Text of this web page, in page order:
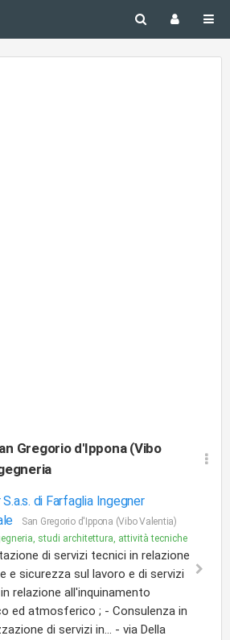
Gregorio d'Ippona (Vibo
S.a.s. di Farfaglia Ingegner
San Gregorio d'Ippona (Vibo Valentia)
studi architettura, attività tecniche
di servizi tecnici in relazione
e sicurezza sul lavoro e di servizi
relazione all'inquinamento
ed atmosferico ; - Consulenza in
di servizi in... - via Della